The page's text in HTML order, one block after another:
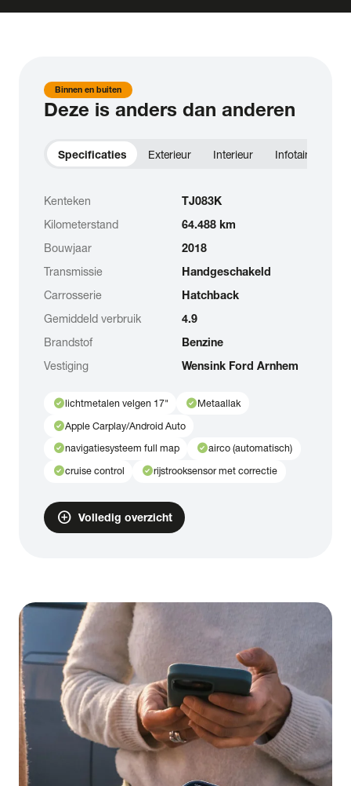
Binnen en buiten
Deze is anders dan anderen
Specificaties Exterieur Interieur Infotainment
Kenteken
TJ083K
Kilometerstand
64.488 km
Bouwjaar
2018
Transmissie
Handgeschakeld
Carrosserie
Hatchback
Gemiddeld verbruik
4.9
Brandstof
Benzine
Vestiging
Wensink Ford Arnhem
check_circlelichtmetalen velgen 17" check_circleMetaallak
check_circleApple Carplay/Android Auto
check_circlenavigatiesysteem full map check_circleairco (automatisch)
check_circlecruise control check_circlerijstrooksensor met correctie
add_circle Volledig overzicht